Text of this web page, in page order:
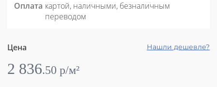
Оплата картой, наличными, безналичным
переводом
Цена
2 836.50 p/м²
Нашли дешевле?